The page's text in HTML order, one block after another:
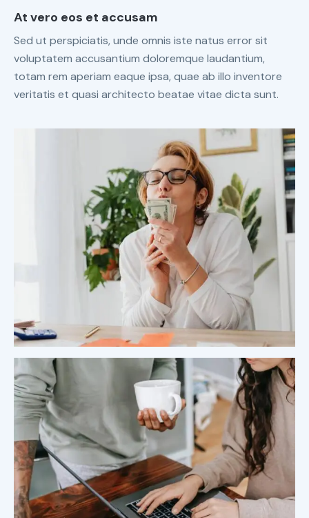
At vero eos et accusam
Sed ut perspiciatis, unde omnis iste natus error sit
voluptatem accusantium doloremque laudantium,
totam rem aperiam eaque ipsa, quae ab illo inventore
veritatis et quasi architecto beatae vitae dicta sunt.